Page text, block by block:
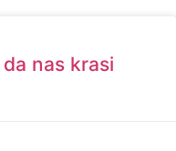
nas krasi